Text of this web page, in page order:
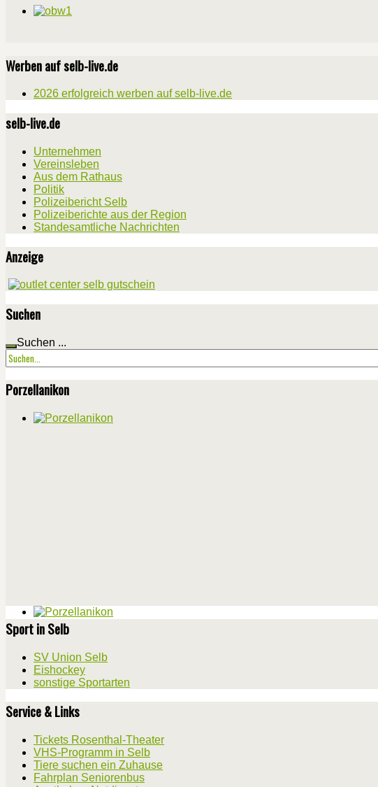
Werben auf selb-live.de
2026 erfolgreich werben auf selb-live.de
selb-live.de
Unternehmen
Vereinsleben
Aus dem Rathaus
Politik
Polizeibericht Selb
Polizeiberichte aus der Region
Standesamtliche Nachrichten
Anzeige
Suchen
Suchen ...
Porzellanikon
Sport in Selb
SV Union Selb
Eishockey
sonstige Sportarten
Service & Links
Tickets Rosenthal-Theater
VHS-Programm in Selb
Tiere suchen ein Zuhause
Fahrplan Seniorenbus